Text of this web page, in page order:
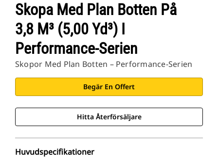
Skopa Med Plan Botten På
3,8 M³ (5,00 Yd³) I
Performance-Serien
Skopor Med Plan Botten – Performance-Serien
Begär En Offert
Hitta Återförsäljare
Huvudspecifikationer